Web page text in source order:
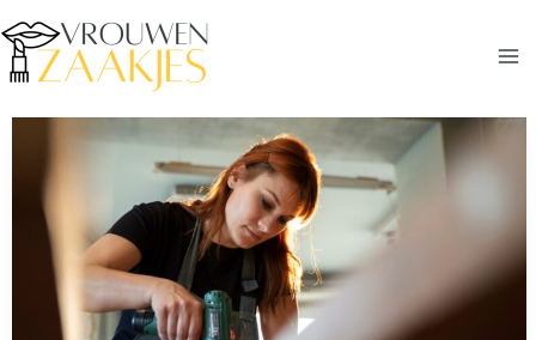
naar
de